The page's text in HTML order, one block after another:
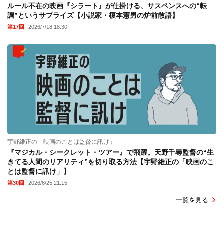
ルール不在の映画『シラート』が仕掛ける、サスペンスへの“転
調”というサプライズ【小説家・榎本憲男の炉前散語】
第17回 2026/7/18 18:30
宇野維正の「映画のことは監督に訊け」
『マジカル・シークレット・ツアー』で飛躍。天野千尋監督の“生
きてる人間のリアリティ”を切り取る方法【宇野維正の「映画のこ
とは監督に訊け」】
第30回 2026/6/25 21:15
一覧を見る